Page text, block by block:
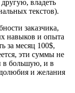
владеть
текстов).
заказчика,
навыков и опыта
за месяц 100$,
эти суммы не
в большую, и в
и желания